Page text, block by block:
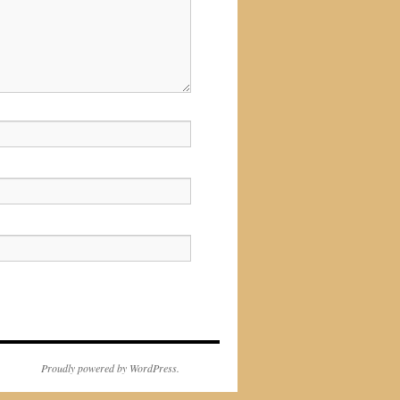
Proudly powered by WordPress.